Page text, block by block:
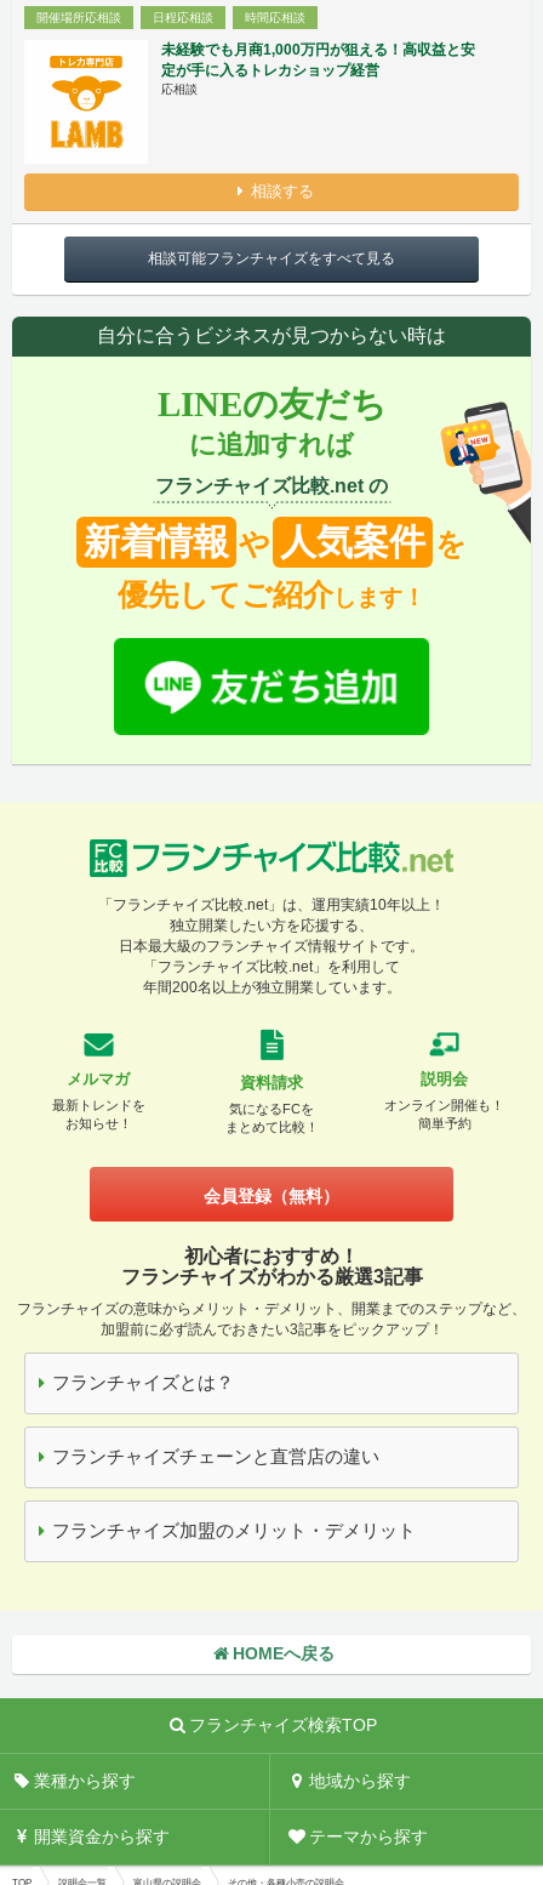
開催場所応相談 日程応相談 時間応相談
未経験でも月商1,000万円が狙える！高収益と安
定が手に入るトレカショップ経営
応相談
相談する
相談可能フランチャイズをすべて見る
自分に合うビジネスが見つからない時は
LINEの友だち
に追加すれば
フランチャイズ比較.net の
新着情報 や 人気案件 を
優先してご紹介します！
「フランチャイズ比較.net」は、運用実績10年以上！
独立開業したい方を応援する、
日本最大級のフランチャイズ情報サイトです。
「フランチャイズ比較.net」を利用して
年間200名以上が独立開業しています。
メルマガ
最新トレンドを
お知らせ！
資料請求
気になるFCを
まとめて比較！
説明会
オンライン開催も！
簡単予約
会員登録（無料）
初心者におすすめ！
フランチャイズがわかる厳選3記事
フランチャイズの意味からメリット・デメリット、開業までのステップなど、
加盟前に必ず読んでおきたい3記事をピックアップ！
フランチャイズとは？
フランチャイズチェーンと直営店の違い
フランチャイズ加盟のメリット・デメリット
HOMEへ戻る
フランチャイズ検索TOP
業種から探す 地域から探す
開業資金から探す テーマから探す
TOP 説明会一覧 富山県の説明会 その他・各種小売の説明会